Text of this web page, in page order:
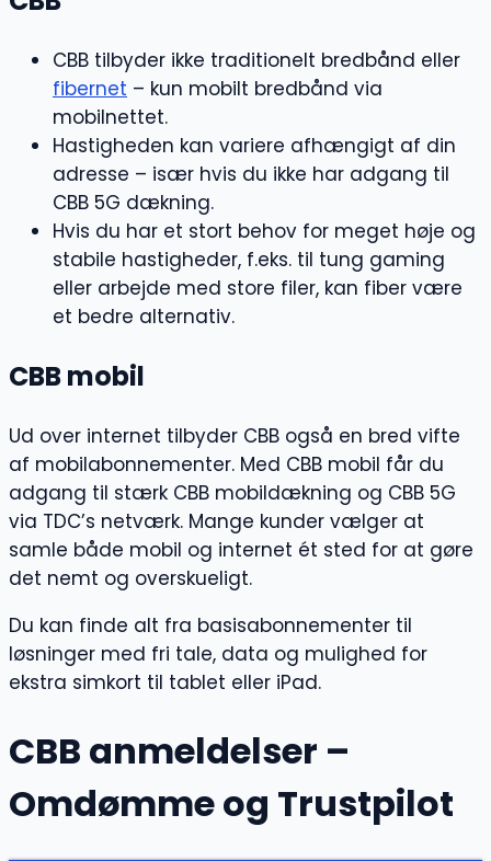
CBB tilbyder ikke traditionelt bredbånd eller
fibernet – kun mobilt bredbånd via
mobilnettet.
Hastigheden kan variere afhængigt af din
adresse – især hvis du ikke har adgang til
CBB 5G dækning.
Hvis du har et stort behov for meget høje og
stabile hastigheder, f.eks. til tung gaming
eller arbejde med store filer, kan fiber være
et bedre alternativ.
CBB mobil
Ud over internet tilbyder CBB også en bred vifte
af mobilabonnementer. Med CBB mobil får du
adgang til stærk CBB mobildækning og CBB 5G
via TDC’s netværk. Mange kunder vælger at
samle både mobil og internet ét sted for at gøre
det nemt og overskueligt.
Du kan finde alt fra basisabonnementer til
løsninger med fri tale, data og mulighed for
ekstra simkort til tablet eller iPad.
CBB anmeldelser –
Omdømme og Trustpilot